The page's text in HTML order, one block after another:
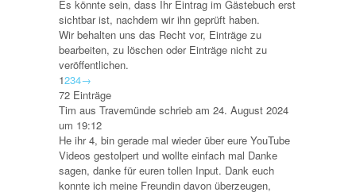
Es könnte sein, dass Ihr Eintrag im Gästebuch erst
sichtbar ist, nachdem wir ihn geprüft haben.
Wir behalten uns das Recht vor, Einträge zu
bearbeiten, zu löschen oder Einträge nicht zu
veröffentlichen.
Navigation
der
Gästebuchliste
1234→
72 Einträge
Tim aus Travemünde schrieb am 24. August 2024
um 19:12
He ihr 4, bin gerade mal wieder über eure YouTube
Videos gestolpert und wollte einfach mal Danke
sagen, danke für euren tollen Input. Dank euch
konnte ich meine Freundin davon überzeugen,